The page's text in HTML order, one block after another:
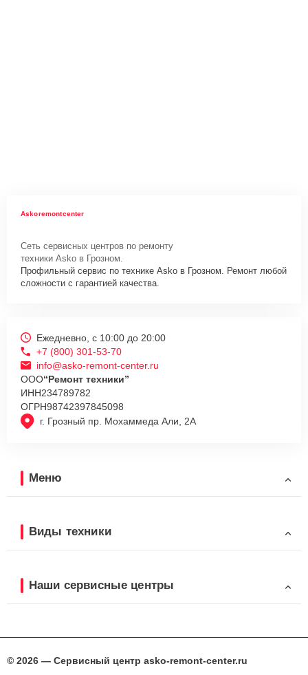
Askoremontcenter
Сеть сервисных центров по ремонту
техники Asko в Грозном.
Профильный сервис по технике Asko в Грозном. Ремонт любой
сложности с гарантией качества.
г. Грозный пр. Мохаммеда Али, 2А
Ежедневно, с 10:00 до 20:00
+7 (800) 301-53-70
info@asko-remont-center.ru
ООО“Ремонт техники”
ИНН234789782
ОГРН98742397845098
Меню
Виды техники
Наши сервисные центры
© 2026 — Сервисный центр asko-remont-center.ru